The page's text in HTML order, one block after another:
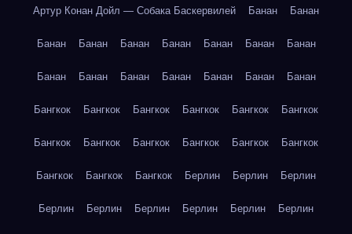
Артур Конан Дойл — Собака Баскервилей Банан Банан
Банан Банан Банан Банан Банан Банан Банан
Банан Банан Банан Банан Банан Банан Банан
Бангкок Бангкок Бангкок Бангкок Бангкок Бангкок
Бангкок Бангкок Бангкок Бангкок Бангкок Бангкок
Бангкок Бангкок Бангкок Берлин Берлин Берлин
Берлин Берлин Берлин Берлин Берлин Берлин